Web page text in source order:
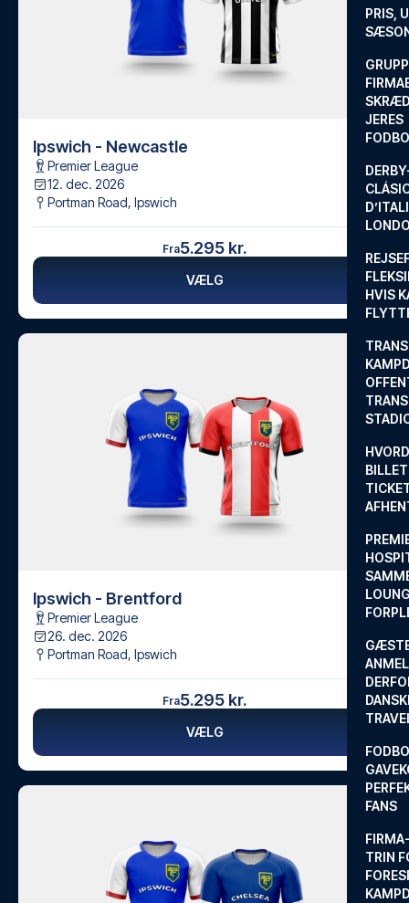
PRIS,
JERES
HVIS
FANS
TRIN
Ipswich - Newcastle
Premier League
12. dec. 2026
Portman Road, Ipswich
Fra5.295 kr.
VÆLG
Ipswich - Brentford
Premier League
26. dec. 2026
Portman Road, Ipswich
Fra5.295 kr.
VÆLG